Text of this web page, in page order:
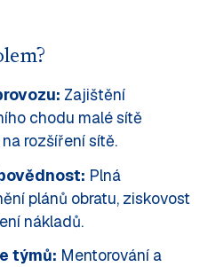
Zajištění
chodu malé sítě
rozšíření sítě.
Plná
plánů obratu, ziskovost
nákladů.
týmů: Mentorování a